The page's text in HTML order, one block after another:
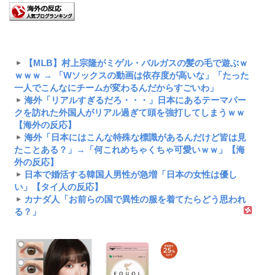
【MLB】村上宗隆がミゲル・バルガスの髪の毛で遊ぶｗ
ｗｗｗ → 「Wソックスの動画は依存度が高いな」「たった
一人でこんなにチームが変わるんだからすごいわ」
海外「リアルすぎるだろ・・・」日本にあるテーマパー
クを訪れた外国人がリアル過ぎて頭を強打してしまうｗｗ
【海外の反応】
海外「日本にはこんな特殊な標識があるんだけど皆は見
たことある？」→「何これめちゃくちゃ可愛いｗｗ」【海
外の反応】
日本で婚活する韓国人男性が急増「日本の女性は優し
い」【タイ人の反応】
カナダ人「お前らの国で異性の服を着てたらどう思われ
る？」